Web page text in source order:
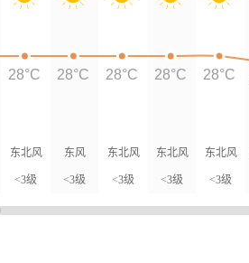
东北风
<3级
东风
<3级
东北风
<3级
东北风
<3级
东北风
<3级
28°C 28°C 28°C 28°C 28°C